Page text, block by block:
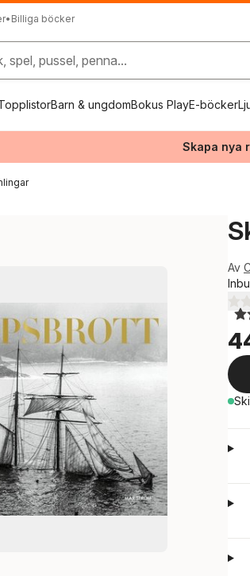
• Billiga böcker
spel, pussel, penna...
Barn & ungdomBokus PlayE-böcker
Skapa nya
Av
4,8